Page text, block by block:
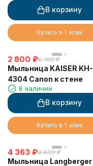
В корзину
Купить в 1 клик
2 800 ₽6 160 ₽
Мыльница KAISER KH-
4304 Canon к стене
В наличии
В корзину
Купить в 1 клик
4 363 ₽9 600 ₽
Мыльница Langberger